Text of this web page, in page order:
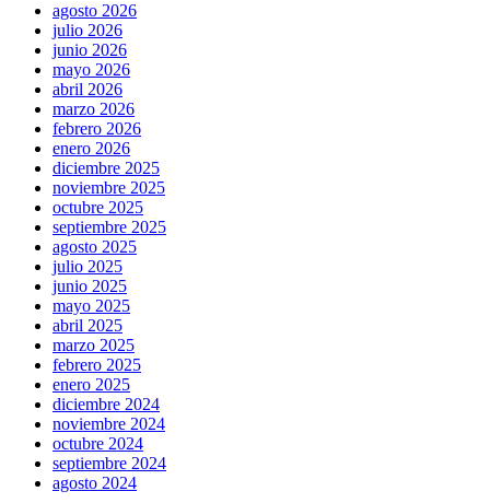
agosto 2026
julio 2026
junio 2026
mayo 2026
abril 2026
marzo 2026
febrero 2026
enero 2026
diciembre 2025
noviembre 2025
octubre 2025
septiembre 2025
agosto 2025
julio 2025
junio 2025
mayo 2025
abril 2025
marzo 2025
febrero 2025
enero 2025
diciembre 2024
noviembre 2024
octubre 2024
septiembre 2024
agosto 2024